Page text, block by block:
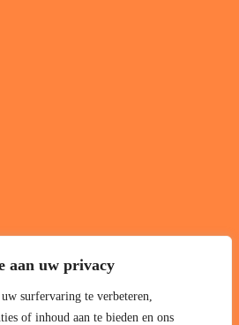
aan uw privacy
surfervaring te verbeteren,
of inhoud aan te bieden en ons